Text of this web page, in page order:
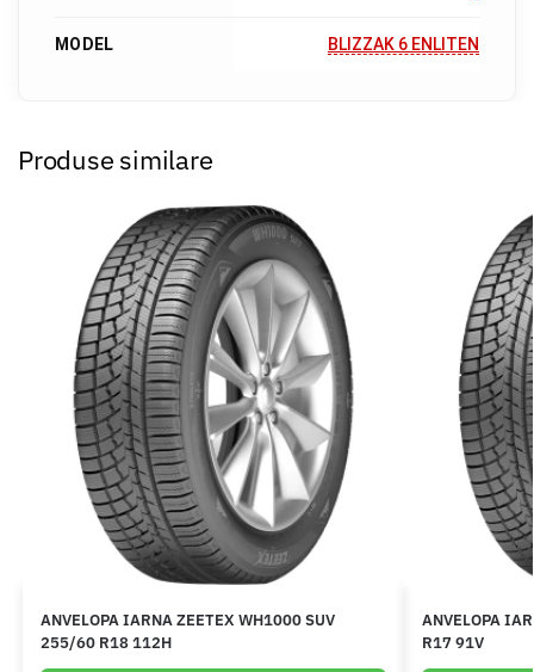
MODEL BLIZZAK 6 ENLITEN
Produse similare
ANVELOPA IARNA ZEETEX WH1000 SUV
255/60 R18 112H
ANVELOPA
R17 91V